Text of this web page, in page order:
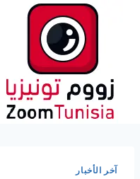
آخر الأخبار